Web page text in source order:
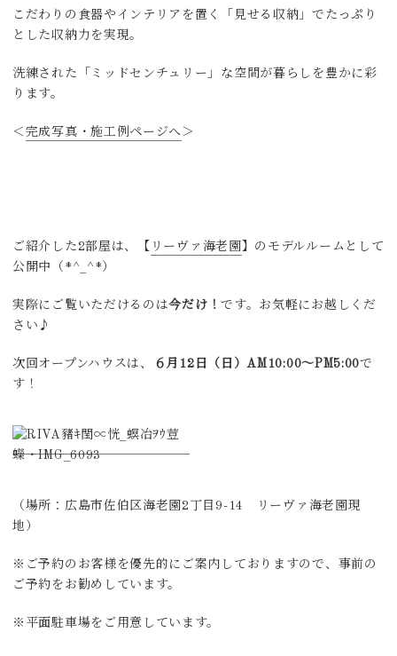
こだわりの食器やインテリアを置く「見せる収納」でたっぷり
とした収納力を実現。
洗練された「ミッドセンチュリー」な空間が暮らしを豊かに彩
ります。
＜ 完成写真・施工例ページへ ＞
ご紹介した2部屋は、【 リーヴァ海老園 】のモデルルームとして
公開中（*^_^*）
実際にご覧いただけるのは今だけ！です。お気軽にお越しくだ
さい♪
次回オープンハウスは、 ６月12日（日）AM10:00～PM5:00で
す！
（場所：広島市佐伯区海老園2丁目9-14 リーヴァ海老園現
地）
※ご予約のお客様を優先的にご案内しておりますので、事前の
ご予約をお勧めしています。
※平面駐車場をご用意しています。